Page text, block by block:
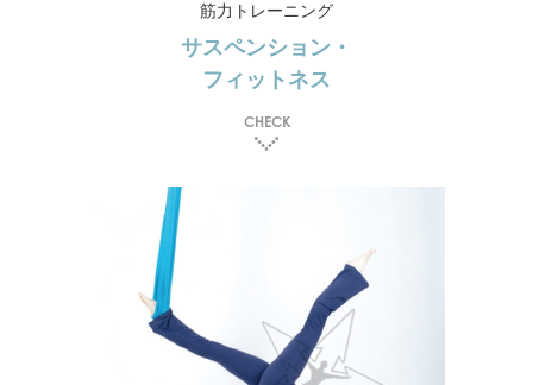
筋力トレーニング
サスペンション・
フィットネス
CHECK